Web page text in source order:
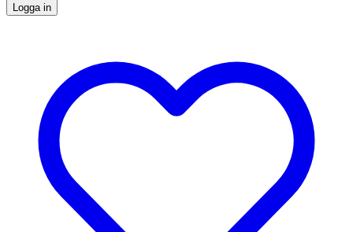
Logga in